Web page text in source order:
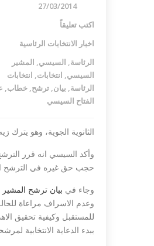
27/03/2014
اكتب تعليقاً
اخبار الانتخابات الرئاسية
الرئاسة, السيسي, المشير
السيسي, انتخابات, انتخابات
الرئاسة, بيان, ترشح, خطاب,
الفتاح السيسي
الثانوية الجوية، وهو
وأكد السيسي انه قرر
حجب حق غيره في الترشح
وجاء في بيان ترشح
وعدم الاسراف مراعاة
للمستقبل وكيفية تحقيق
ببدء الدعاية الانتخابية
تندد بمذبحة شارلي